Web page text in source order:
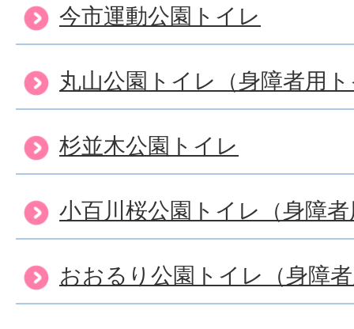
今市運動公園トイレ
丸山公園トイレ（身障者用
杉並木公園トイレ
小百川桜公園トイレ（身障
おおるり公園トイレ（身障